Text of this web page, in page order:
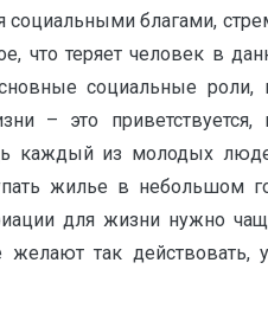
социальными благами,
что теряет человек в
социальные
– это
каждый из молодых
жилье в небольшом
для жизни нужно
желают так